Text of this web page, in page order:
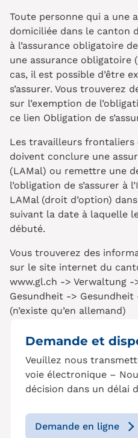
Toute personne qui a une
domiciliée dans le canton
à l’assurance obligatoire
une assurance obligatoire
cas, il est possible d’être
s’assurer. Vous trouverez
sur l’exemption de
ce lien Obligation de
Les travailleurs frontaliers
doivent conclure une
(LAMal) ou remettre une
l’obligation de s’assurer à
LAMal (droit d’option)
suivant la date à laquelle
débuté.
Vous trouverez des
sur le site internet du
www.gl.ch -> Verwaltung -
Gesundheit ->
(n’existe qu’en allemand)
Demande et
Veuillez nous
voie électronique –
décision dans un délai
Demande en ligne